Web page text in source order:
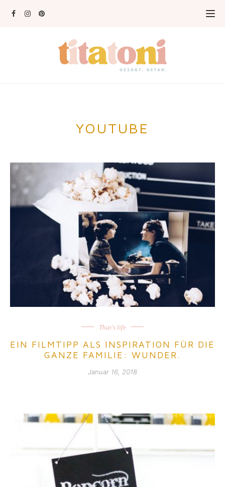
YOUTUBE
That's life
EIN FILMTIPP ALS INSPIRATION FÜR DIE
GANZE FAMILIE: WUNDER.
Januar 16, 2018